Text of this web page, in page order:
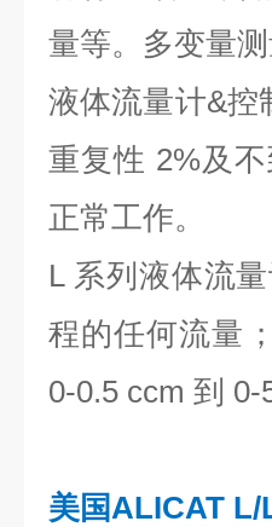
量等。多变量
液体流量计&控
重复性 2%及
正常工作。
L 系列液体流
程的任何流量
0-0.5 ccm 到
美国ALICAT L/